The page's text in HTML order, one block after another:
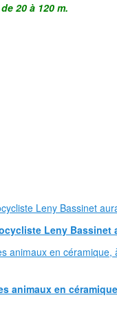
20 à 120 m.
Leny Bassinet
animaux en